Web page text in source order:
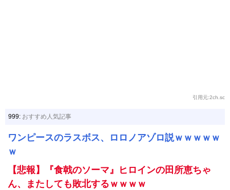
引用元:2ch.sc
999: おすすめ人気記事
ワンピースのラスボス、ロロノアゾロ説ｗｗｗｗｗ
ｗ
【悲報】『食戟のソーマ』ヒロインの田所恵ちゃ
ん、またしても敗北するｗｗｗｗ